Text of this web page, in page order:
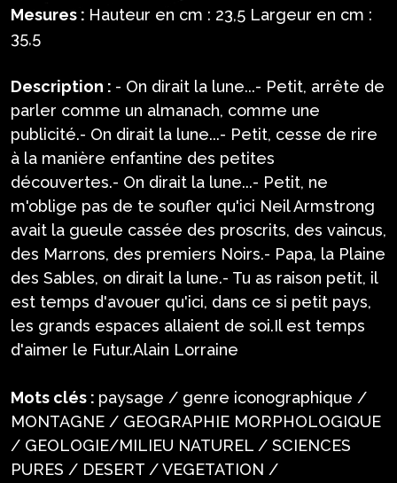
Mesures : Hauteur en cm : 23,5 Largeur en cm :
35,5
Description : - On dirait la lune...- Petit, arrête de
parler comme un almanach, comme une
publicité.- On dirait la lune...- Petit, cesse de rire
à la manière enfantine des petites
découvertes.- On dirait la lune...- Petit, ne
m'oblige pas de te soufler qu'ici Neil Armstrong
avait la gueule cassée des proscrits, des vaincus,
des Marrons, des premiers Noirs.- Papa, la Plaine
des Sables, on dirait la lune.- Tu as raison petit, il
est temps d'avouer qu'ici, dans ce si petit pays,
les grands espaces allaient de soi.Il est temps
d'aimer le Futur.Alain Lorraine
Mots clés : paysage / genre iconographique /
MONTAGNE / GEOGRAPHIE MORPHOLOGIQUE
/ GEOLOGIE/MILIEU NATUREL / SCIENCES
PURES / DESERT / VEGETATION /